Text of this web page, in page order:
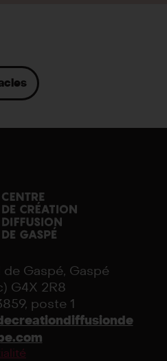
Gaspé, Gaspé
G4X 2R8
poste 1